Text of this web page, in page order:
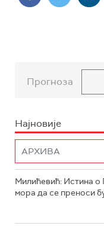
Прогноза
Најновије
Милићевић: Истина о
мора да се преноси